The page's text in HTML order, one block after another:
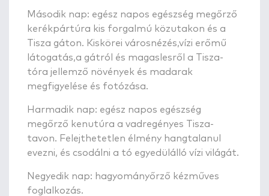
Második nap: egész napos egészség megőrző
kerékpártúra kis forgalmú közutakon és a
Tisza gáton. Kiskörei városnézés,vízi erőmű
látogatás,a gátról és magaslesről a Tisza-
tóra jellemző növények és madarak
megfigyelése és fotózása.
Harmadik nap: egész napos egészség
megőrző kenutúra a vadregényes Tisza-
tavon. Felejthetetlen élmény hangtalanul
evezni, és csodálni a tó egyedülálló vízi világát.
Negyedik nap: hagyományőrző kézműves
foglalkozás.